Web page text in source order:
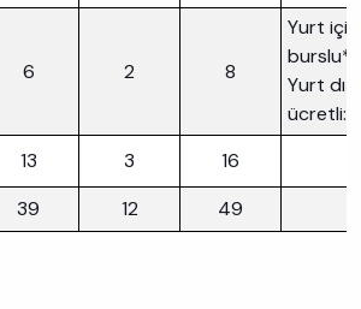
6 2 8
Yurt içi
burslu*:
Yurt dışı
ücretli: 2
13 3
16
39 12 49